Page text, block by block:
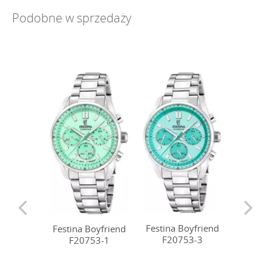
Podobne w sprzedaży
Festina Boyfriend
F20753-1
Festina Boyfriend
F20753-3